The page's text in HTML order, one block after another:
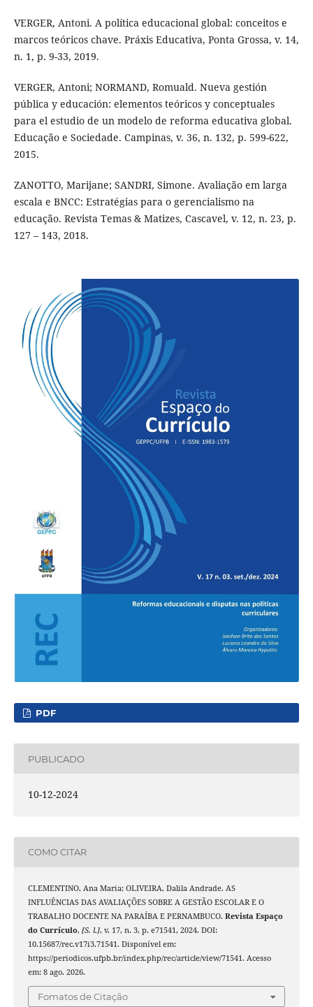
VERGER, Antoni. A política educacional global: conceitos e
marcos teóricos chave. Práxis Educativa, Ponta Grossa, v. 14,
n. 1, p. 9-33, 2019.
VERGER, Antoni; NORMAND, Romuald. Nueva gestión
pública y educación: elementos teóricos y conceptuales
para el estudio de un modelo de reforma educativa global.
Educação e Sociedade. Campinas, v. 36, n. 132, p. 599-622,
2015.
ZANOTTO, Marijane; SANDRI, Simone. Avaliação em larga
escala e BNCC: Estratégias para o gerencialismo na
educação. Revista Temas & Matizes, Cascavel, v. 12, n. 23, p.
127 – 143, 2018.
PDF
PUBLICADO
10-12-2024
COMO CITAR
CLEMENTINO, Ana Maria; OLIVEIRA, Dalila Andrade. AS
INFLUÊNCIAS DAS AVALIAÇÕES SOBRE A GESTÃO ESCOLAR E O
TRABALHO DOCENTE NA PARAÍBA E PERNAMBUCO. Revista Espaço
do Currículo, [S. l.], v. 17, n. 3, p. e71541, 2024. DOI:
10.15687/rec.v17i3.71541. Disponível em:
https://periodicos.ufpb.br/index.php/rec/article/view/71541. Acesso
em: 8 ago. 2026.
Fomatos de Citação